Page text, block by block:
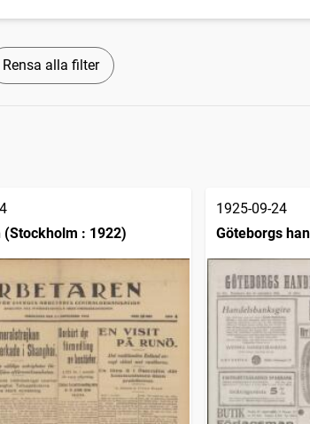
Rensa alla filter
: 1922)
1925-09-24
Göteborgs